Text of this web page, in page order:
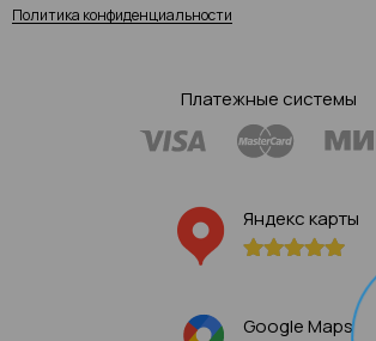
Политика конфиденциальности
Платежные системы
Яндекс карты
Google Maps